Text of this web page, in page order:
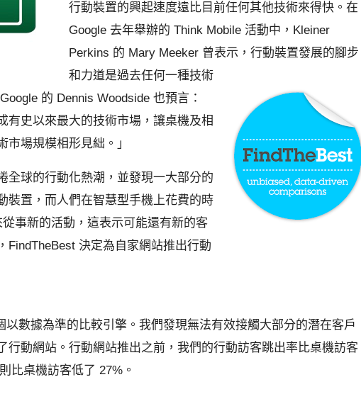
行動裝置的興起速度遠比目前任何其他技術來得快。在
Google 去年舉辦的 Think Mobile 活動中，Kleiner
Perkins 的 Mary Meeker 曾表示，行動裝置發展的腳步
和 力道是過去任何一種技術
的 Dennis Woodside 也預言：
有史以來最大的技術市場，讓桌機及相
市場規模相形見絀。」
全球的行動化熱潮，並發現一大部分的
裝置，而人們在智慧型手機上花費的時
事新的活動，這表示可能還有新的客
FindTheBest 決定為自家網站推出行動
以數據為準的比較引擎。我們發現無法有效接觸大部分的潛在客戶
行動網站。行動網站推出之前，我們的行動訪客跳出率比桌機訪客
比桌機訪客低了 27%。